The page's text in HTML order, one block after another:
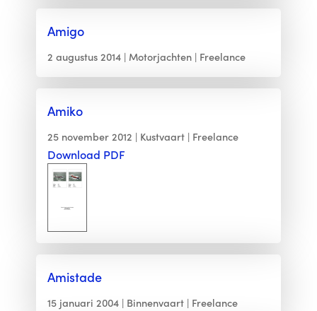
Amigo
2 augustus 2014 Motorjachten Freelance
Amiko
25 november 2012 Kustvaart Freelance
Download PDF
Amistade
15 januari 2004 Binnenvaart Freelance